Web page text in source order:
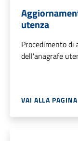
utenza
Procedimento di
dell'anagrafe
VAI ALLA PAGINA